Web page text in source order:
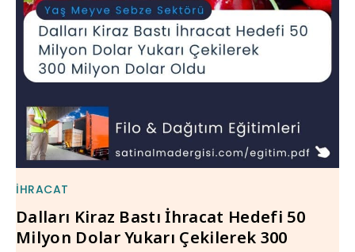
İHRACAT
Dalları Kiraz Bastı İhracat Hedefi 50
Milyon Dolar Yukarı Çekilerek 300